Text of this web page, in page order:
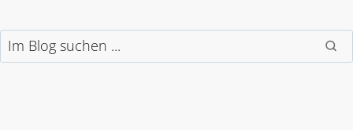
Im Blog suchen